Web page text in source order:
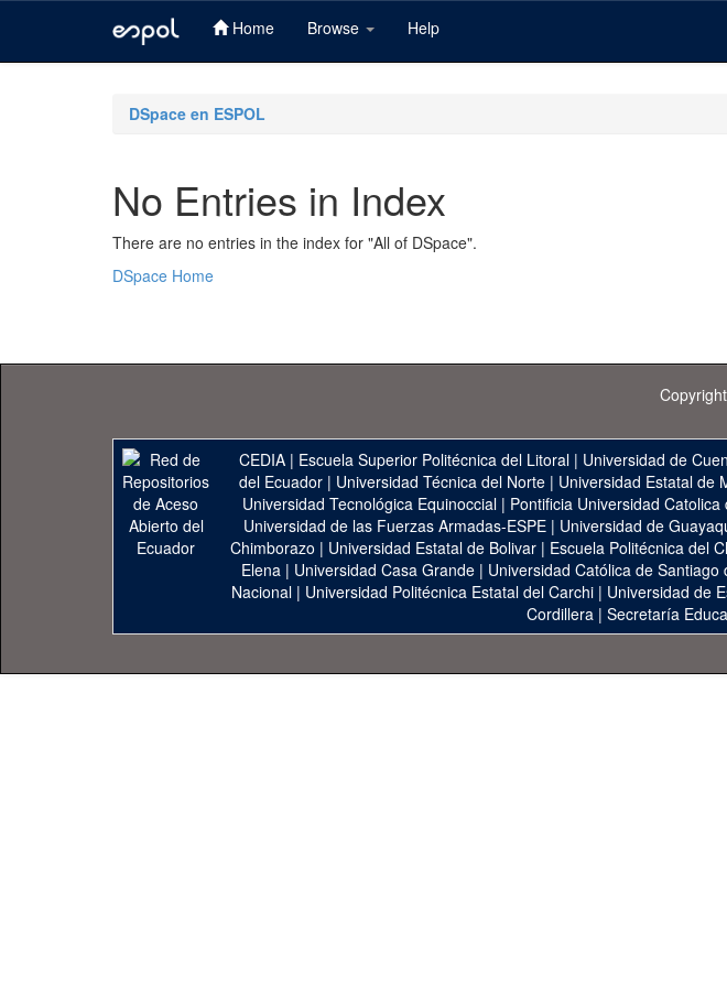
Home Browse Help
DSpace en ESPOL
No Entries in Index
There are no entries in the index for "All of DSpace".
DSpace Home
CEDIA | Escuela Superior Politécnica del Litoral | Universidad de
del Ecuador| Universidad Técnica del Norte| Universidad Estatal de
Universidad Tecnológica Equinoccial| Pontificia Universidad Catolica
Universidad de las Fuerzas Armadas-ESPE | Universidad de
Chimborazo | Universidad Estatal de Bolivar| Escuela Politécnica del
Elena | Universidad Casa Grande | Universidad Católica de Santiago
Nacional | Universidad Politécnica Estatal del Carchi | Universidad de
Cordillera| Secretaría